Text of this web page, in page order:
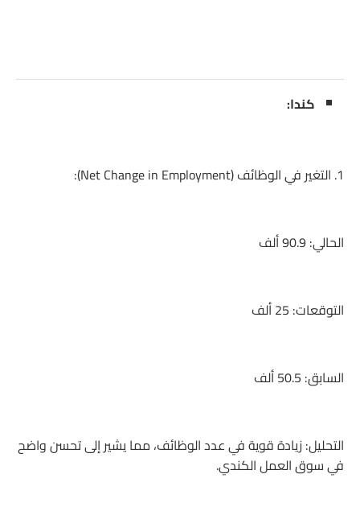
كندا:
1. التغير في الوظائف (Net Change in Employment):
الحالي: 90.9 ألف
التوقعات: 25 ألف
السابق: 50.5 ألف
التحليل: زيادة قوية في عدد الوظائف، مما يشير إلى تحسن واضح
في سوق العمل الكندي.